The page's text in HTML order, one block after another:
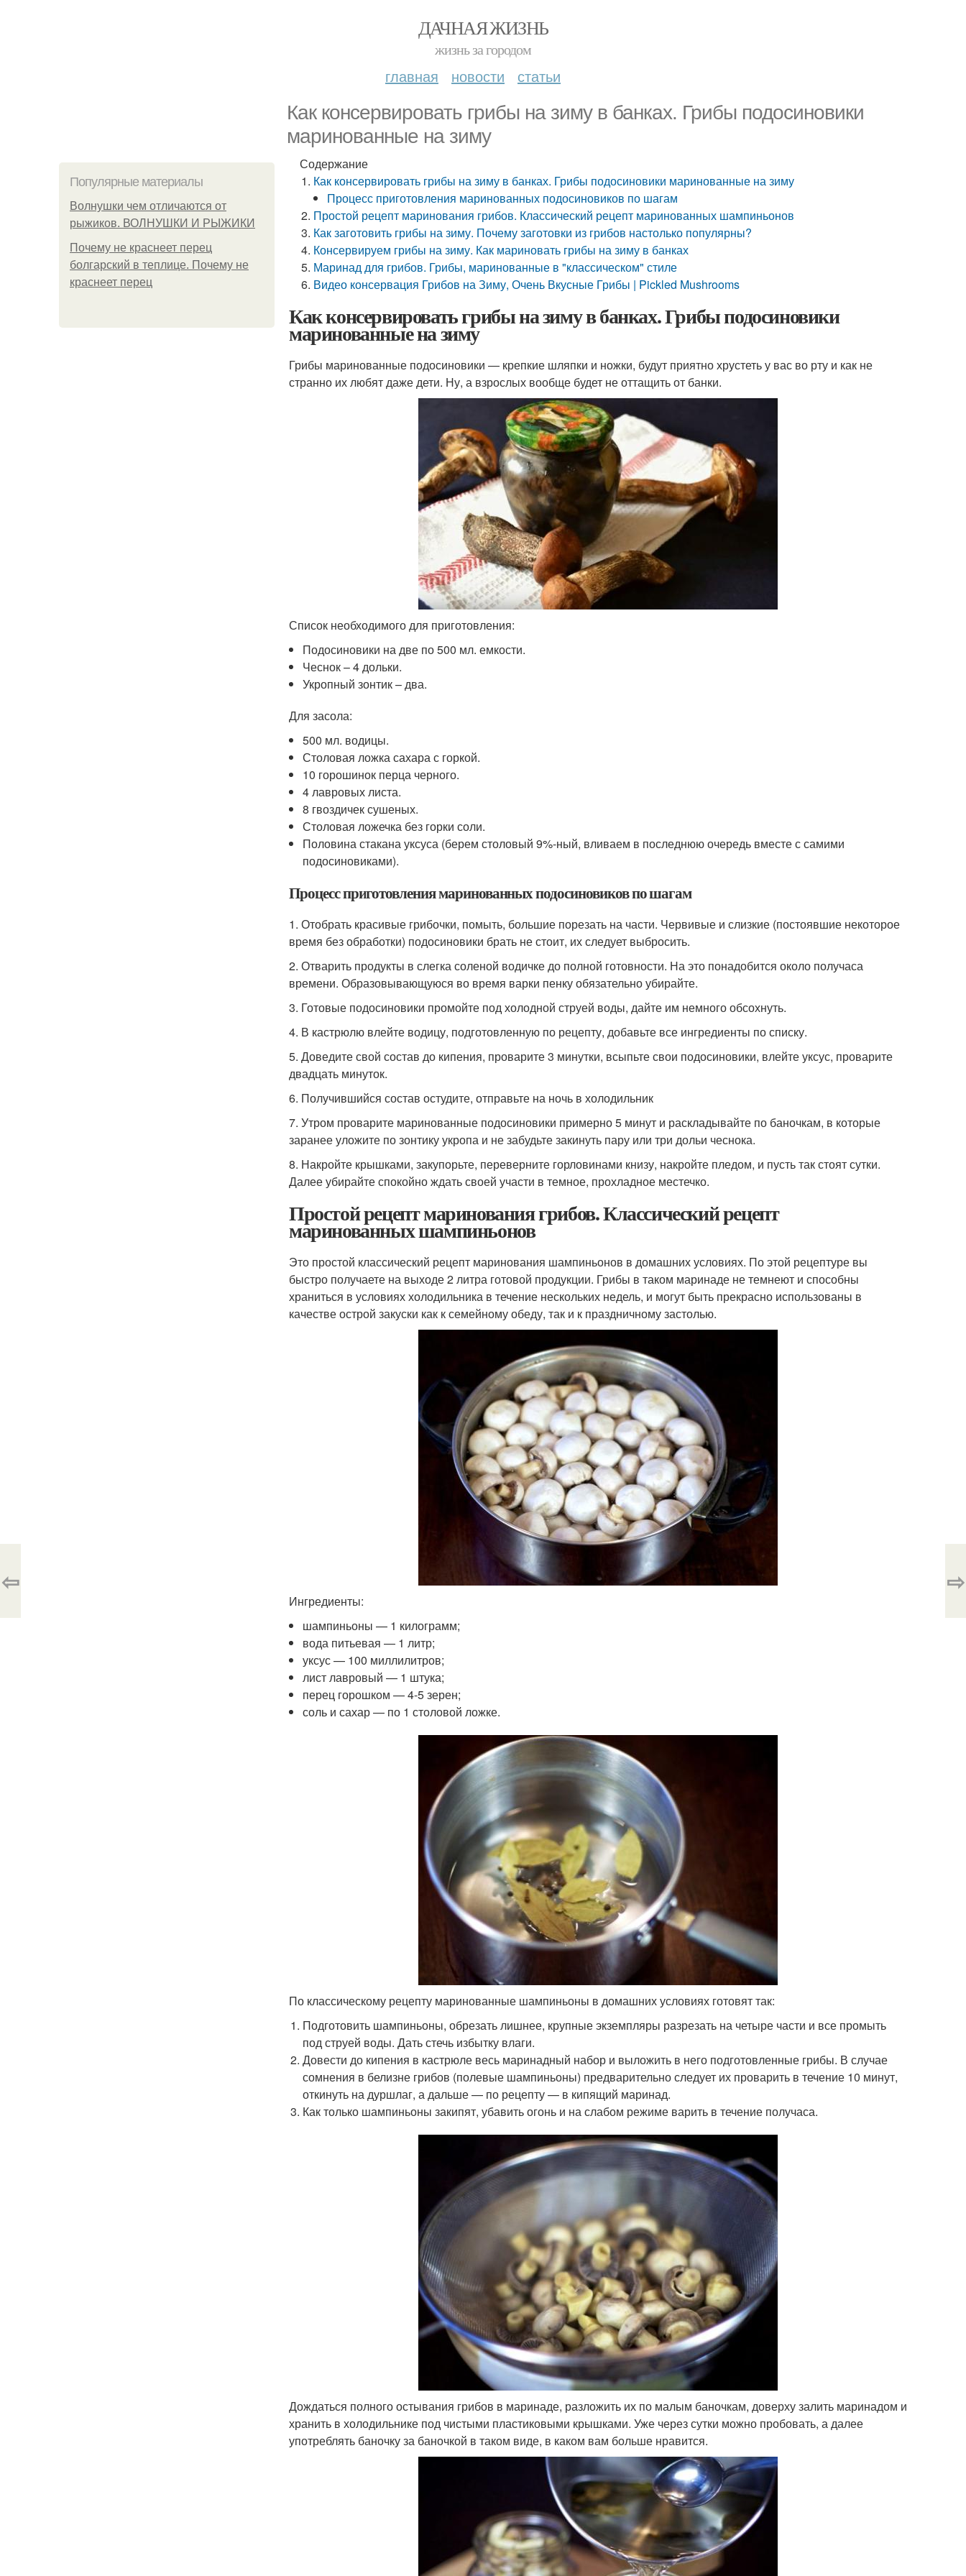
ДАЧНАЯ ЖИЗНЬ
жизнь за городом
главная новости статьи
Как консервировать грибы на зиму в банках. Грибы подосиновики
маринованные на зиму
Популярные материалы
Волнушки чем отличаются от
рыжиков. ВОЛНУШКИ И РЫЖИКИ
Почему не краснеет перец
болгарский в теплице. Почему не
краснеет перец
Содержание
Как консервировать грибы на зиму в банках. Грибы подосиновики маринованные на зиму
Процесс приготовления маринованных подосиновиков по шагам
Простой рецепт маринования грибов. Классический рецепт маринованных шампиньонов
Как заготовить грибы на зиму. Почему заготовки из грибов настолько популярны?
Консервируем грибы на зиму. Как мариновать грибы на зиму в банках
Маринад для грибов. Грибы, маринованные в "классическом" стиле
Видео консервация Грибов на Зиму, Очень Вкусные Грибы | Pickled Mushrooms
Как консервировать грибы на зиму в банках. Грибы подосиновики
маринованные на зиму
Грибы маринованные подосиновики — крепкие шляпки и ножки, будут приятно хрустеть у вас во рту и как не
странно их любят даже дети. Ну, а взрослых вообще будет не оттащить от банки.
Список необходимого для приготовления:
Подосиновики на две по 500 мл. емкости.
Чеснок – 4 дольки.
Укропный зонтик – два.
Для засола:
500 мл. водицы.
Столовая ложка сахара с горкой.
10 горошинок перца черного.
4 лавровых листа.
8 гвоздичек сушеных.
Столовая ложечка без горки соли.
Половина стакана уксуса (берем столовый 9%-ный, вливаем в последнюю очередь вместе с самими
подосиновиками).
Процесс приготовления маринованных подосиновиков по шагам
1. Отобрать красивые грибочки, помыть, большие порезать на части. Червивые и слизкие (постоявшие некоторое
время без обработки) подосиновики брать не стоит, их следует выбросить.
2. Отварить продукты в слегка соленой водичке до полной готовности. На это понадобится около получаса
времени. Образовывающуюся во время варки пенку обязательно убирайте.
3. Готовые подосиновики промойте под холодной струей воды, дайте им немного обсохнуть.
4. В кастрюлю влейте водицу, подготовленную по рецепту, добавьте все ингредиенты по списку.
5. Доведите свой состав до кипения, проварите 3 минутки, всыпьте свои подосиновики, влейте уксус, проварите
двадцать минуток.
6. Получившийся состав остудите, отправьте на ночь в холодильник
7. Утром проварите маринованные подосиновики примерно 5 минут и раскладывайте по баночкам, в которые
заранее уложите по зонтику укропа и не забудьте закинуть пару или три дольи чеснока.
8. Накройте крышками, закупорьте, переверните горловинами книзу, накройте пледом, и пусть так стоят сутки.
Далее убирайте спокойно ждать своей участи в темное, прохладное местечко.
Простой рецепт маринования грибов. Классический рецепт
маринованных шампиньонов
Это простой классический рецепт маринования шампиньонов в домашних условиях. По этой рецептуре вы
быстро получаете на выходе 2 литра готовой продукции. Грибы в таком маринаде не темнеют и способны
храниться в условиях холодильника в течение нескольких недель, и могут быть прекрасно использованы в
качестве острой закуски как к семейному обеду, так и к праздничному застолью.
Ингредиенты:
шампиньоны — 1 килограмм;
вода питьевая — 1 литр;
уксус — 100 миллилитров;
лист лавровый — 1 штука;
перец горошком — 4-5 зерен;
соль и сахар — по 1 столовой ложке.
По классическому рецепту маринованные шампиньоны в домашних условиях готовят так:
Подготовить шампиньоны, обрезать лишнее, крупные экземпляры разрезать на четыре части и все промыть
под струей воды. Дать стечь избытку влаги.
Довести до кипения в кастрюле весь маринадный набор и выложить в него подготовленные грибы. В случае
сомнения в белизне грибов (полевые шампиньоны) предварительно следует их проварить в течение 10 минут,
откинуть на дуршлаг, а дальше — по рецепту — в кипящий маринад.
Как только шампиньоны закипят, убавить огонь и на слабом режиме варить в течение получаса.
Дождаться полного остывания грибов в маринаде, разложить их по малым баночкам, доверху залить маринадом и
хранить в холодильнике под чистыми пластиковыми крышками. Уже через сутки можно пробовать, а далее
употреблять баночку за баночкой в таком виде, в каком вам больше нравится.
⇦ ⇨